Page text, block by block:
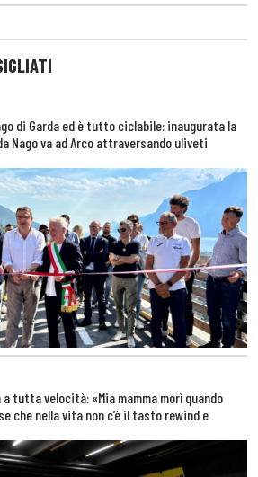
di Garda ed è tutto ciclabile: inaugurata la
Nago va ad Arco attraversando uliveti
tutta velocità: «Mia mamma morì quando
che nella vita non c’è il tasto rewind e